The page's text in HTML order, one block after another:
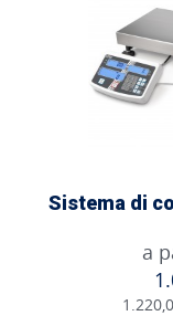
Sistema di
a